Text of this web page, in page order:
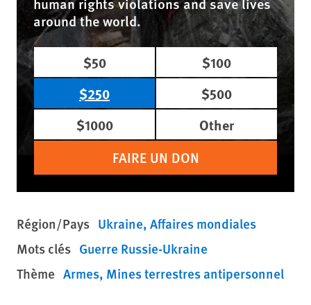
around the world.
$50
$100
$250
$500
$1000
Other
FAIRE UN DON
Région/Pays Ukraine Affaires mondiales
Mots clés Guerre Russie-Ukraine
Thème Armes Mines terrestres antipersonnel